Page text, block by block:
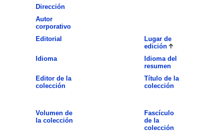
Dirección
Autor
corporativo
Editorial
Lugar de
edición
Idioma
Idioma del
resumen
Editor de la
colección
Título de la
colección
Volumen de
la colección
Fascículo
de la
colección